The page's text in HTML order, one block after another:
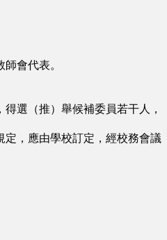
會代表。
選（推）舉候補委員若干人，
，應由學校訂定，經校務會議